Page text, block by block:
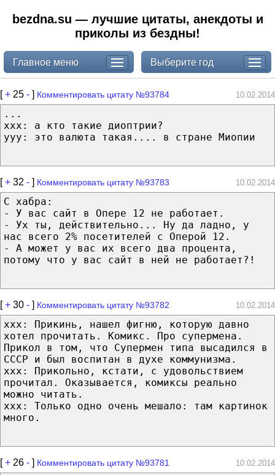
bezdna.su — лучшие цитаты, анекдоты и
приколы из бездны!
Главное меню Выберите год
[+ 25 - ] Комментировать цитату №93784 10.02.2014
...
xxx: а кто такие диоптрии?
yyy: это валюта такая.... в стране Миопии
[+ 32 - ] Комментировать цитату №93783 10.02.2014
С хабра:
- У вас сайт в Опере 12 не работает.
- Ух ты, действительно... Ну да ладно, у
нас всего 2% посетителей с Оперой 12.
- А может у вас их всего два процента,
потому что у вас сайт в ней не работает?!
[+ 30 - ] Комментировать цитату №93782 10.02.2014
ххх: Прикинь, нашел фигню, которую давно
хотел прочитать. Комикс. Про супермена.
Прикол в том, что Супермен типа высадился в
СССР и был воспитан в духе коммунизма.
ххх: Прикольно, кстати, с удовольствием
прочитал. Оказывается, комиксы реально
можно читать.
ххх: Только одно очень мешало: там картинок
много.
[+ 26 - ] Комментировать цитату №93781 10.02.2014